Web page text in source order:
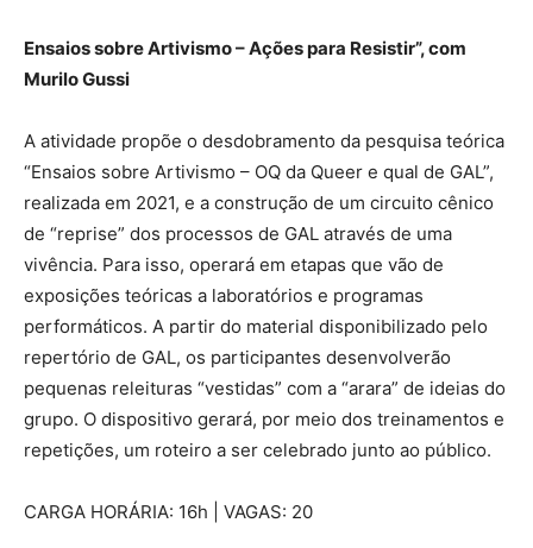
Ensaios sobre Artivismo – Ações para Resistir”, com
Murilo Gussi
A atividade propõe o desdobramento da pesquisa teórica
“Ensaios sobre Artivismo – OQ da Queer e qual de GAL”,
realizada em 2021, e a construção de um circuito cênico
de “reprise” dos processos de GAL através de uma
vivência. Para isso, operará em etapas que vão de
exposições teóricas a laboratórios e programas
performáticos. A partir do material disponibilizado pelo
repertório de GAL, os participantes desenvolverão
pequenas releituras “vestidas” com a “arara” de ideias do
grupo. O dispositivo gerará, por meio dos treinamentos e
repetições, um roteiro a ser celebrado junto ao público.
CARGA HORÁRIA: 16h | VAGAS: 20